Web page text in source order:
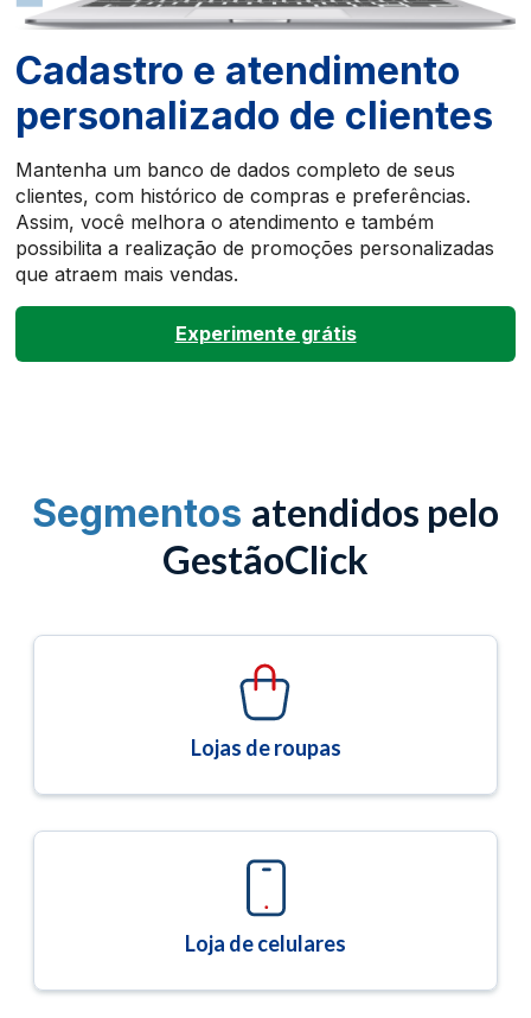
Cadastro e atendimento
personalizado de clientes
Mantenha um banco de dados completo de seus
clientes, com histórico de compras e preferências.
Assim, você melhora o atendimento e também
possibilita a realização de promoções personalizadas
que atraem mais vendas.
Experimente grátis
Segmentos atendidos pelo
GestãoClick
Lojas de roupas
Loja de celulares